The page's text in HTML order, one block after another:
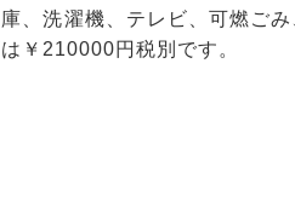
、洗濯機、テレビ、可燃ご
￥210000円税別です。